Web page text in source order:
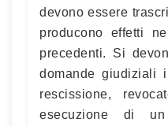
devono essere
producono effetti
precedenti. Si
domande giudiziali
rescissione,
esecuzione di un